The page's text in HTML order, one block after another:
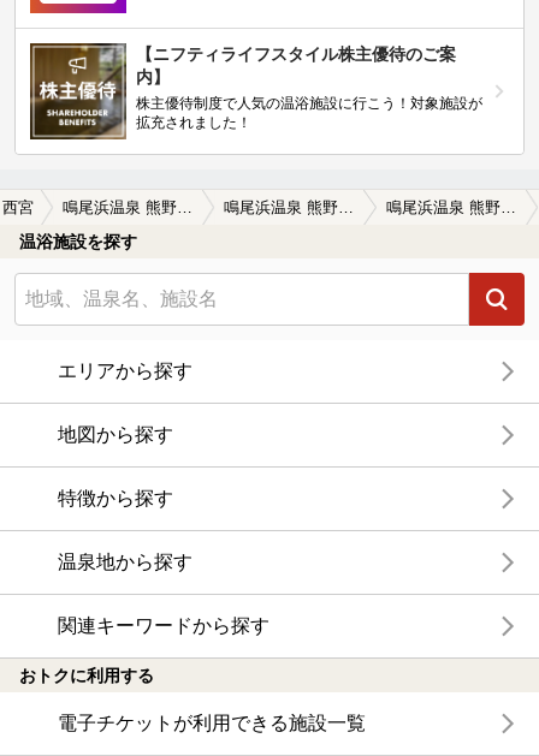
【ニフティライフスタイル株主優待のご案
内】
株主優待制度で人気の温浴施設に行こう！対象施設が
拡充されました！
西宮 鳴尾浜温泉 熊野の郷の口コミ 男女入れ替え制ということだか、今日入っ…
温浴施設を探す
エリアから探す
地図から探す
特徴から探す
温泉地から探す
関連キーワードから探す
おトクに利用する
電子チケットが利用できる施設一覧